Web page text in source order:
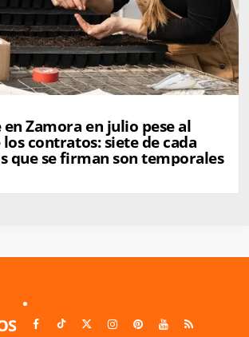
en Zamora en julio pese al
contratos: siete de cada
que se firman son temporales